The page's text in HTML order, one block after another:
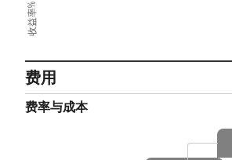
收益率%
费用
费率与成本